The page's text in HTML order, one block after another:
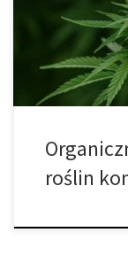
globalnych zmian
zapotrzebowania
alternatywę dla
roślin